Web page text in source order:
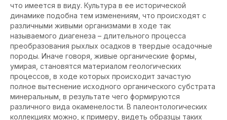
что имеется в виду. Культура в ее исторической
динамике подобна тем изменениям, что происходят с
различными живыми организмами в ходе так
называемого диагенеза – длительного процесса
преобразования рыхлых осадков в твердые осадочные
породы. Иначе говоря, живые органические формы,
умирая, становятся материалом геологических
процессов, в ходе которых происходит зачастую
полное вытеснение исходного органического субстрата
минеральным, в результате чего формируются
различного вида окаменелости. В палеонтологических
коллекциях можно, к примеру, видеть образцы таких